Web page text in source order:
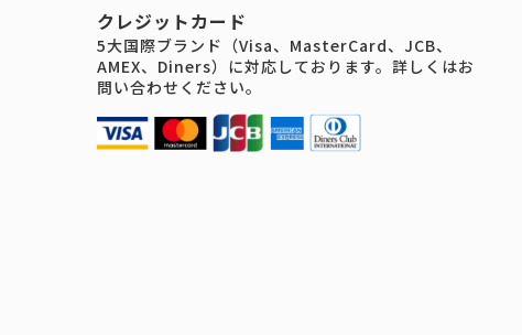
クレジットカード
5大国際ブランド（Visa、MasterCard、JCB、
AMEX、Diners）に対応しております。詳しくはお
問い合わせください。